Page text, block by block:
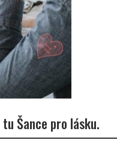
Šance pro lásku.